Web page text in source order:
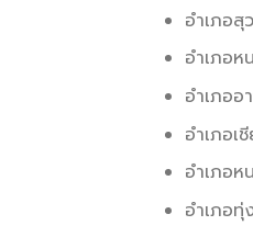
อำเภอ
อำเภอ
อำเภออ
อำเภอ
อำเภอห
อำเภอทุ่